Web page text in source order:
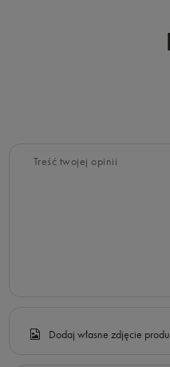
Treść twojej opinii
Dodaj własne zdjęcie